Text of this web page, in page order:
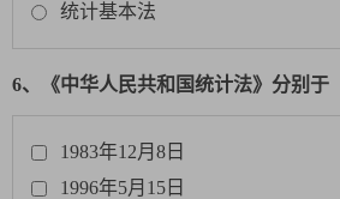
统计基本法
6、《中华人民共和国统计法》分别于
1983年12月8日
1996年5月15日